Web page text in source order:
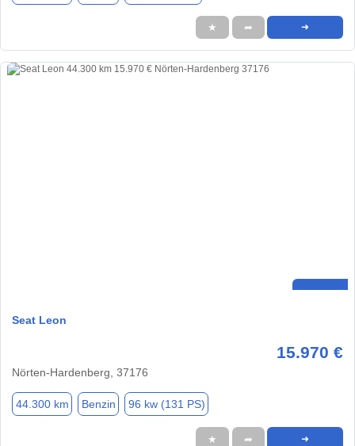
★ ➦ ➜
Seat Leon
15.970 €
Nörten-Hardenberg, 37176
44.300 km Benzin 96 kw (131 PS)
★ ➦ ➜